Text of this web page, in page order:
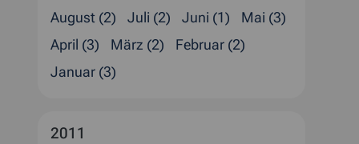
August (2)
Juli (2) Juni (1)
Mai (3)
April (3)
März (2)
Februar (2)
Januar (3)
2011